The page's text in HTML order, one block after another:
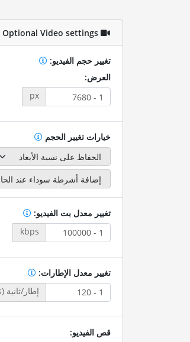
Optional Video settings
تغيير حجم الفيديو:
العرض:
px
خيارات تغيير الحجم
تغيير معدل بت الفيديو:
kbps
تغيير معدل الإطارات:
إطار/ثانية (fps)
قص الفيديو: